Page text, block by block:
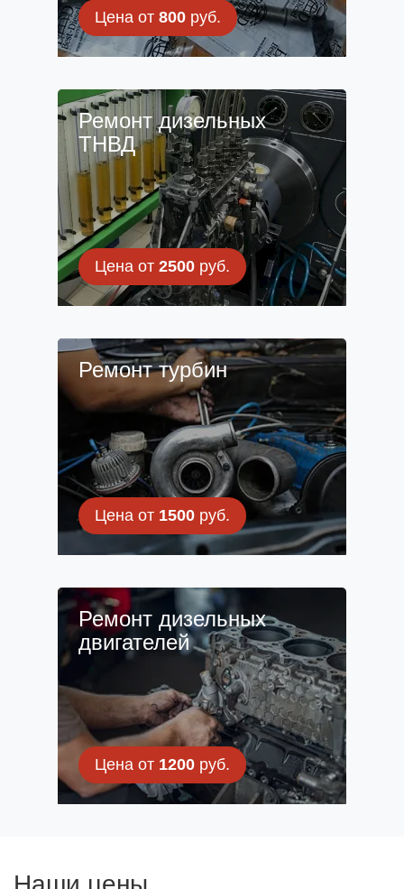
Цена от 800руб.
Ремонт дизельных
ТНВД
Цена от 2500руб.
Ремонт турбин
Цена от 1500руб.
Ремонт дизельных
двигателей
Цена от 1200руб.